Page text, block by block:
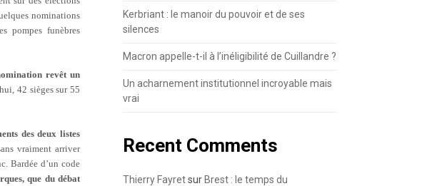
nominations
pompes funèbres
revêt un
42 sièges sur 55
des deux listes
vraiment arriver
Bardée d’un code
que du débat
Kerbriant : le manoir du pouvoir et de ses
silences
Macron appelle-t-il à l’inéligibilité de Cuillandre ?
Un acharnement institutionnel incroyable mais
vrai
Recent Comments
Thierry Fayretsur Brest : le temps du